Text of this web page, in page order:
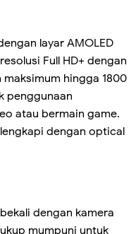
layar AMOLED
Full HD+ dengan
maksimum hingga 1800
penggunaan
atau bermain game.
dengan optical
dengan kamera
mumpuni untuk